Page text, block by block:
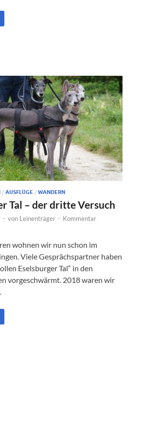
/ AUSFLÜGE / WANDERN
Tal – der dritte Versuch
- von Leinenträger - Kommentar
wohnen wir nun schon im
Viele Gesprächspartner haben
Eselsburger Tal“ in den
vorgeschwärmt. 2018 waren wir